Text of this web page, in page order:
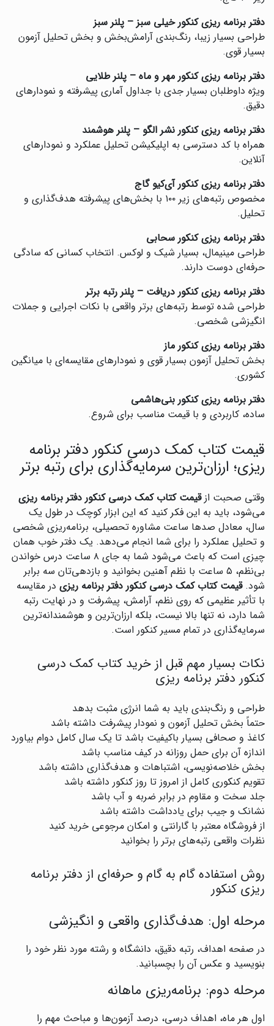
دفتر برنامه ریزی کنکور خیلی سبز – پلنر سبز
طراحی بسیار زیبا، رنگ‌بندی آرامش‌بخش و بخش تحلیل آزمون
بسیار قوی.
دفتر برنامه ریزی کنکور مهر و ماه – پلنر طلایی
ویژه داوطلبان بسیار جدی با جداول آماری پیشرفته و نمودارهای
دقیق.
دفتر برنامه ریزی کنکور نشر الگو – پلنر هوشمند
همراه با کد دسترسی به اپلیکیشن تحلیل عملکرد و نمودارهای
آنلاین.
دفتر برنامه ریزی کنکور آی‌کیو گاج
مخصوص رتبه‌های زیر ۱۰۰ با بخش‌های پیشرفته هدف‌گذاری و
تحلیل.
دفتر برنامه ریزی کنکور سحابی
‌طراحی مینیمال، بسیار شیک و لوکس. انتخاب کسانی که سادگی
حرفه‌ای دوست دارند.
دفتر برنامه ریزی کنکور دریافت – پلنر رتبه برتر
‌طراحی شده توسط رتبه‌های برتر واقعی با نکات اجرایی و جملات
انگیزشی شخصی.
دفتر برنامه ریزی کنکور ماز
‌بخش تحلیل آزمون بسیار قوی و نمودارهای مقایسه‌ای با میانگین
کشوری.
دفتر برنامه ریزی کنکور بنی‌هاشمی
‌ساده، کاربردی و با قیمت مناسب برای شروع.
قیمت کتاب کمک درسی کنکور دفتر برنامه
ریزی؛ ارزان‌ترین سرمایه‌گذاری برای رتبه برتر
وقتی صحبت ازقیمت کتاب کمک درسی کنکور دفتر برنامه ریزی
می‌شود، باید به این فکر کنید که این ابزار کوچک در طول یک
سال، معادل صدها ساعت مشاوره تحصیلی، برنامه‌ریزی شخصی
و تحلیل عملکرد را برای شما انجام می‌دهد. یک دفتر خوب همان
چیزی است که باعث می‌شود شما به جای ۸ ساعت درس خواندن
بی‌نظم، ۵ ساعت با نظم آهنین بخوانید و بازدهی‌تان سه برابر
شود.قیمت کتاب کمک درسی کنکور دفتر برنامه ریزی در مقایسه
با تأثیر عظیمی که روی نظم، آرامش، پیشرفت و در نهایت رتبه
شما دارد، نه تنها بالا نیست، بلکه ارزان‌ترین و هوشمندانه‌ترین
سرمایه‌گذاری در تمام مسیر کنکور است.
نکات بسیار مهم قبل از خرید کتاب کمک درسی
کنکور دفتر برنامه ریزی
طراحی و رنگ‌بندی باید به شما انرژی مثبت بدهد
حتماً بخش تحلیل آزمون و نمودار پیشرفت داشته باشد
کاغذ و صحافی بسیار باکیفیت باشد تا یک سال کامل دوام بیاورد
اندازه آن برای حمل روزانه در کیف مناسب باشد
بخش خلاصه‌نویسی، اشتباهات و هدف‌گذاری داشته باشد
تقویم کنکوری کامل از امروز تا روز کنکور داشته باشد
جلد سخت و مقاوم در برابر ضربه و آب باشد
نشانک و جیب برای یادداشت داشته باشد
از فروشگاه معتبر با گارانتی و امکان مرجوعی خرید کنید
نظرات واقعی رتبه‌های برتر را بخوانید
روش استفاده گام به گام و حرفه‌ای از دفتر برنامه
ریزی کنکور
مرحله اول: هدف‌گذاری واقعی و انگیزشی
در صفحه اهداف، رتبه دقیق، دانشگاه و رشته مورد نظر خود را
بنویسید و عکس آن را بچسبانید.
مرحله دوم: برنامه‌ریزی ماهانه
اول هر ماه، اهداف درسی، درصد آزمون‌ها و مباحث مهم را